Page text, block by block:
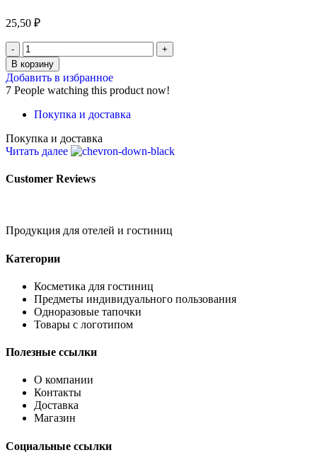
25,50 ₽
В корзину
Добавить в избранное
7 People watching this product now!
Покупка и доставка
Покупка и доставка
Читать далее
Customer Reviews
Продукция для отелей и гостиниц
Категории
Косметика для гостиниц
Предметы индивидуального пользования
Одноразовые тапочки
Товары с логотипом
Полезные ссылки
О компании
Контакты
Доставка
Магазин
Социальные ссылки